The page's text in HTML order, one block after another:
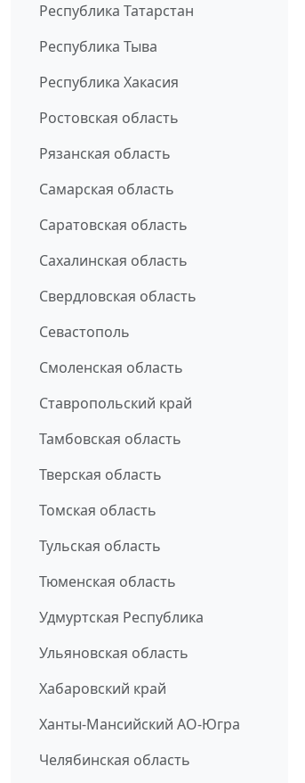
Республика Татарстан
Республика Тыва
Республика Хакасия
Ростовская область
Рязанская область
Самарская область
Саратовская область
Сахалинская область
Свердловская область
Севастополь
Смоленская область
Ставропольский край
Тамбовская область
Тверская область
Томская область
Тульская область
Тюменская область
Удмуртская Республика
Ульяновская область
Хабаровский край
Ханты-Мансийский АО-Югра
Челябинская область